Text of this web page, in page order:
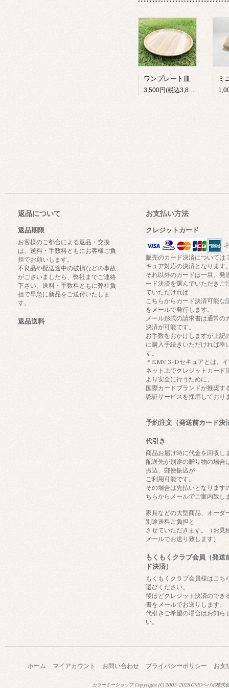
ワンプレート皿
3,500円(税込3,850円)
返品について
返品期限
お客様のご都合による返品・交換
は、送料・手数料ともにお客様ご負
担でお願いします。
不良品や配送途中の破損などの事故
がございましたら、弊社までご連絡
下さい。送料・手数料ともに弊社負
担で早急に新品をご送付いたしま
す。
返品送料
お支払い方法
クレジットカード
販売のカード決済については
キュア対応の決済となります
それ以外のカードは一旦、発
ード決済を選んでいただきご
ていただければ
こちらからカード決済可能な
をメールで発行します。
メール形式の請求書は通常の
決済が可能です。
お手数をおかけしますが上記
に購入手続きいただければ幸
す。
＊EMV 3-Dセキュアとは、
ネット上でクレジットカード
より安全に行うために、
国際カードブランドが推奨す
認証サービスを採用しており
予約注文（発送前カード決
代引き
商品お届け時に代金を回収し
配送先が別途の贈り物の場合
振込、郵便振込が
ご利用可能です。
その場合は先払いとなります
ちらからメールでご案内致し
家具などの大型商品、オーダ
別途送料ご負担と
させていただきます。（お見
メールでお送り致します）
もくもくクラブ会員（発送
ド決済）
もくもくクラブ会員様はこち
選びください。
後ほどクレジット決済のでき
書をメールでお送りします。
代引きご希望の場合はお知ら
い。
ホーム マイアカウント お問い合わせ プライバシーポリシー お支
カラーミーショップCopyright (C) 2005-2026GMOペパボ株式